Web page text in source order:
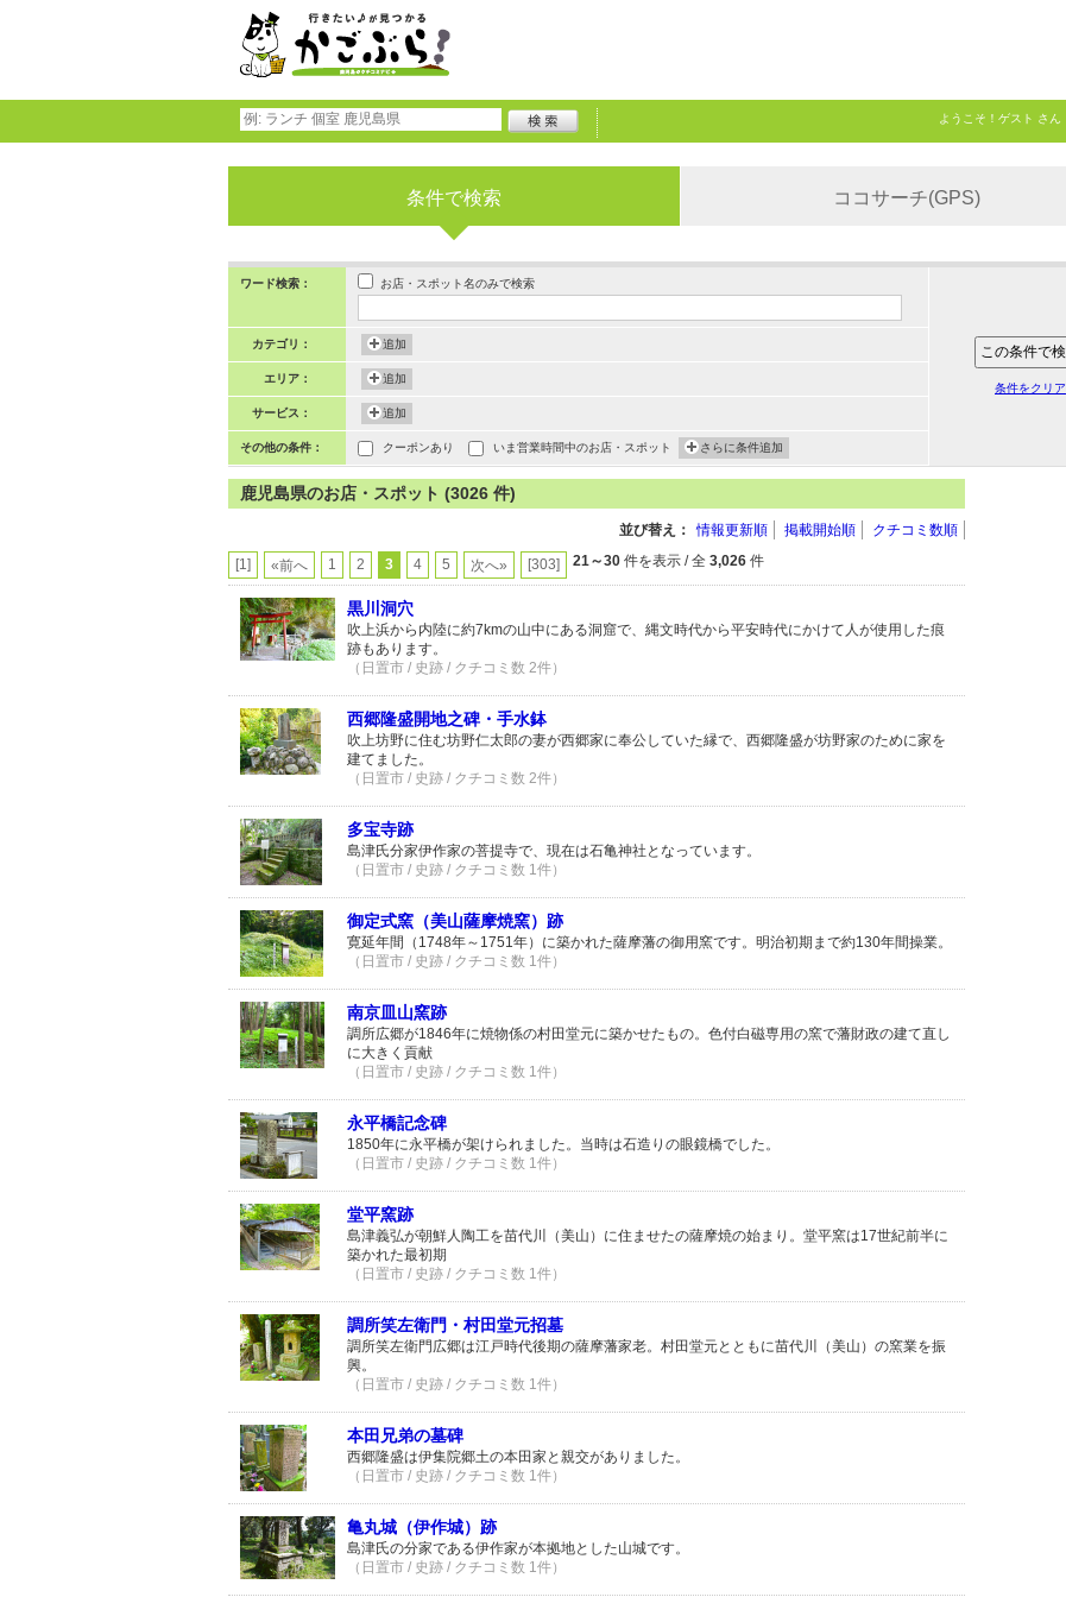
ようこそ！ ゲスト さん
条件で検索 ココサーチ(GPS)
ワード検索： お店・スポット名のみで検索
カテゴリ： 追加
エリア： 追加
サービス： 追加
その他の条件： クーポンあり いま営業時間中のお店・スポット さらに条件追加
条件をクリア
鹿児島県のお店・スポット (3026 件)
並び替え： 情報更新順 掲載開始順 クチコミ数順
[1] «前へ 1 2 3 4 5 次へ» [303] 21～30 件を表示 / 全 3,026 件
黒川洞穴
吹上浜から内陸に約7kmの山中にある洞窟で、縄文時代から平安時代にかけて人が使用した痕
跡もあります。
（日置市 / 史跡 / クチコミ数 2件）
西郷隆盛開地之碑・手水鉢
吹上坊野に住む坊野仁太郎の妻が西郷家に奉公していた縁で、西郷隆盛が坊野家のために家を
建てました。
（日置市 / 史跡 / クチコミ数 2件）
多宝寺跡
島津氏分家伊作家の菩提寺で、現在は石亀神社となっています。
（日置市 / 史跡 / クチコミ数 1件）
御定式窯（美山薩摩焼窯）跡
寛延年間（1748年～1751年）に築かれた薩摩藩の御用窯です。明治初期まで約130年間操業。
（日置市 / 史跡 / クチコミ数 1件）
南京皿山窯跡
調所広郷が1846年に焼物係の村田堂元に築かせたもの。色付白磁専用の窯で藩財政の建て直し
に大きく貢献
（日置市 / 史跡 / クチコミ数 1件）
永平橋記念碑
1850年に永平橋が架けられました。当時は石造りの眼鏡橋でした。
（日置市 / 史跡 / クチコミ数 1件）
堂平窯跡
島津義弘が朝鮮人陶工を苗代川（美山）に住ませたの薩摩焼の始まり。堂平窯は17世紀前半に
築かれた最初期
（日置市 / 史跡 / クチコミ数 1件）
調所笑左衛門・村田堂元招墓
調所笑左衛門広郷は江戸時代後期の薩摩藩家老。村田堂元とともに苗代川（美山）の窯業を振
興。
（日置市 / 史跡 / クチコミ数 1件）
本田兄弟の墓碑
西郷隆盛は伊集院郷土の本田家と親交がありました。
（日置市 / 史跡 / クチコミ数 1件）
亀丸城（伊作城）跡
島津氏の分家である伊作家が本拠地とした山城です。
（日置市 / 史跡 / クチコミ数 1件）